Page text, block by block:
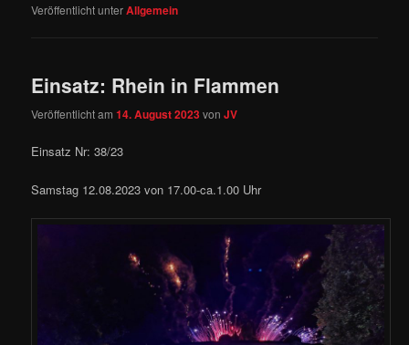
Veröffentlicht unterAllgemein
Einsatz: Rhein in Flammen
Veröffentlicht am14. August 2023vonJV
Einsatz Nr: 38/23
Samstag 12.08.2023 von 17.00-ca.1.00 Uhr